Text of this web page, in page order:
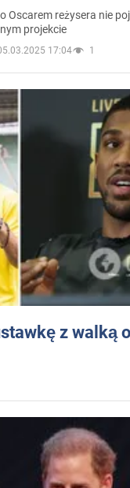
reżysera nie
projekcie
17:04 1
z walką